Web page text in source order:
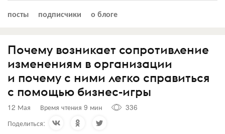
посты подписчики о блоге
Почему возникает сопротивление
изменениям в организации
и почему с ними легко справиться
с помощью бизнес-игры
12 Мая Время чтения 9 мин
336
Поделиться: